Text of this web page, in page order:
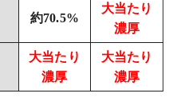
約70.5%
大当たり
濃厚
大当たり
濃厚
大当たり
濃厚